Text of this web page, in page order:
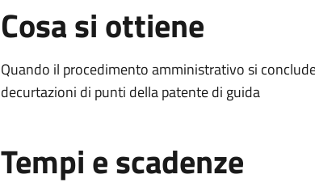
Cosa si ottiene
Quando il procedimento amministrativo si
decurtazioni di punti della patente di guida
Tempi e scadenze